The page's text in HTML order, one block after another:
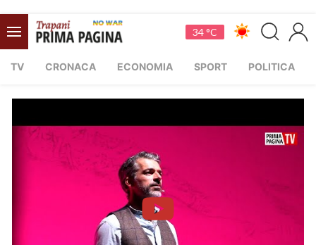
34 °C
TV CRONACA ECONOMIA SPORT POLITICA